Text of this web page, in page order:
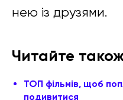
нею із друзями.
Читайте
ТОП фільмів, щоб
подивитися